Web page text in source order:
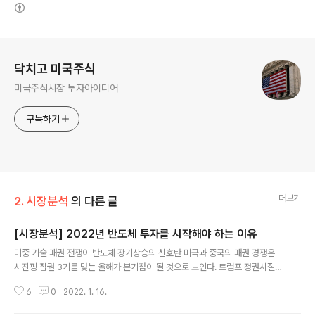
닥치고 미국주식
미국주식시장 투자아이디어
구독하기
2. 시장분석 의 다른 글 더보기
[시장분석] 2022년 반도체 투자를 시작해야 하는 이유
미중 기술 패권 전쟁이 반도체 장기상승의 신호탄 미국과 중국의 패권 경쟁은
시진핑 집권 3기를 맞는 올해가 분기점이 될 것으로 보인다. 트럼프 정권시절
금 금지 등)을 준수할 것을 요구하였으나 지켜지지 않자 두 나라는 대놓고 기술
6 0 2022. 1. 16.